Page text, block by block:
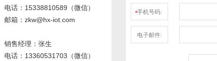
电话 ：15338810589 （微信）
邮箱：zkw@hx-iot.com
销售经理：张生
电话 ：13360531703 （微信）
*手机号码:
电子邮件: